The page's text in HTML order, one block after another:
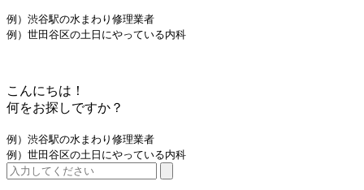
例）渋谷駅の水まわり修理業者
例）世田谷区の土日にやっている内科
こんにちは！
何をお探しですか？
例）渋谷駅の水まわり修理業者
例）世田谷区の土日にやっている内科